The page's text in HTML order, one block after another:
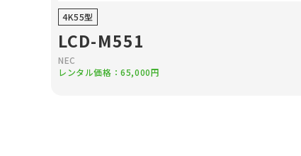
4K55型
LCD-M551
NEC
レンタル価格：65,000円